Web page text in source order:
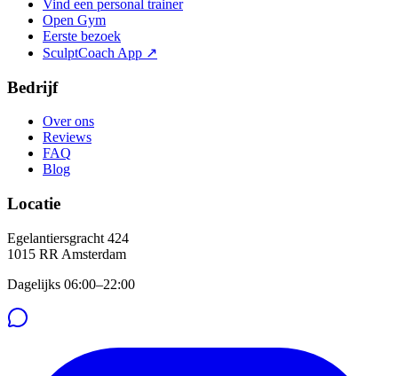
Vind een personal trainer
Open Gym
Eerste bezoek
SculptCoach App ↗
Bedrijf
Over ons
Reviews
FAQ
Blog
Locatie
Egelantiersgracht 424
1015 RR Amsterdam
Dagelijks 06:00–22:00